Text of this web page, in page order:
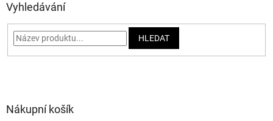
Vyhledávání
HLEDAT
Nákupní košík